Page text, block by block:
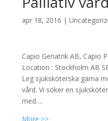
apr 18, 2016 |
Capio Geriatrik AB, Capio
Location : Stockholm AB
Leg sjuksköterska gärna
vård. Vi söker en
med….
More >>